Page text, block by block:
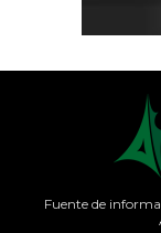
Fuente de